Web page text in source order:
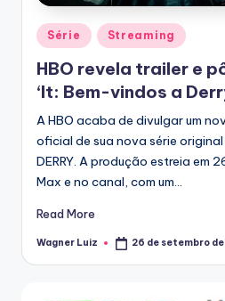
Posted
in
Série Streaming
HBO revela trailer e
‘It: Bem-vindos a
A HBO acaba de divulgar um
oficial de sua nova série original
DERRY. A produção estreia em
Max e no canal, com um…
Read More
Posted
Wagner Luiz 26 de setembro